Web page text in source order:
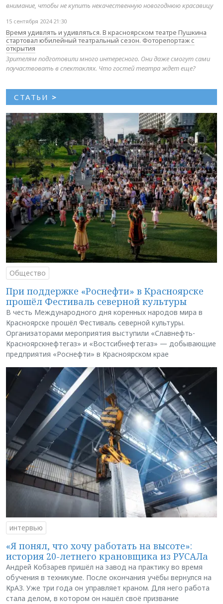
внимание, чтобы не купить некачественную новогоднюю красавицу
15 сентября 2024 21:30
Время удивлять и удивляться. В красноярском театре Пушкина
стартовал юбилейный театральный сезон. Фоторепортаж с
открытия
Зрителям подготовили много интересного. Они даже смогут сами
поучаствовать в спектаклях. Что гостей театра ждет еще?
СТАТЬИ >
Общество
При поддержке «Роснефти» в Красноярске
прошёл Фестиваль северной культуры
В честь Международного дня коренных народов мира в
Красноярске прошёл Фестиваль северной культуры.
Организаторами мероприятия выступили «Славнефть-
Красноярскнефтегаз» и «Востсибнефтегаз» — добывающие
предприятия «Роснефти» в Красноярском крае
интервью
«Я понял, что хочу работать на высоте»:
история 20-летнего крановщика из РУСАЛа
Андрей Кобзарев пришёл на завод на практику во время
обучения в техникуме. После окончания учёбы вернулся на
КрАЗ. Уже три года он управляет краном. Для него работа
стала делом, в котором он нашёл своё призвание